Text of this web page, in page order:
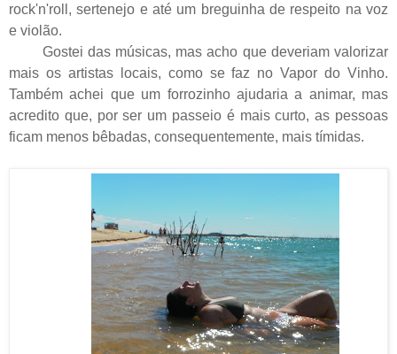
rock'n'roll, sertenejo e até um breguinha de respeito na voz
e violão.
Gostei das músicas, mas acho que deveriam valorizar
mais os artistas locais, como se faz no Vapor do Vinho.
Também achei que um forrozinho ajudaria a animar, mas
acredito que, por ser um passeio é mais curto, as pessoas
ficam menos bêbadas, consequentemente, mais tímidas.